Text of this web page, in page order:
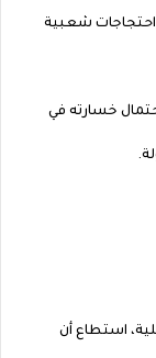
احتجاجات شعبية
خسارته في
استطاع أن